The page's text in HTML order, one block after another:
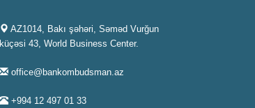
AZ1014, Bakı şəhəri, Səməd Vurğun
küçəsi 43, World Business Center.
office@bankombudsman.az
+994 12 497 01 33